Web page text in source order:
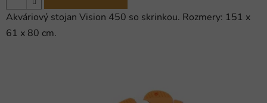
Akváriový stojan Vision 450 so skrinkou. Rozmery: 151 x
61 x 80 cm.